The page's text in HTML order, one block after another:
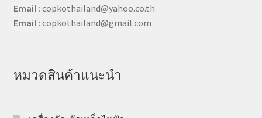
Email : copkothailand@yahoo.co.th
Email : copkothailand@gmail.com
หมวดสินค้าแนะนำ